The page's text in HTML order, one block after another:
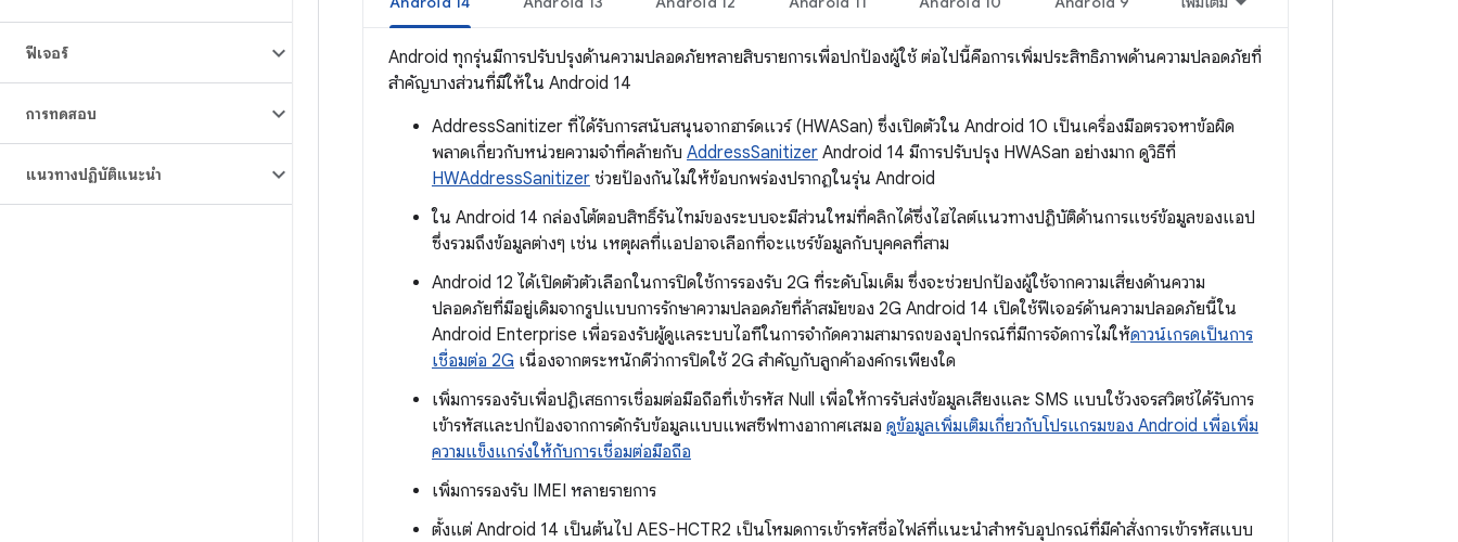
ฟีเจอร์
การทดสอบ
แนวทางปฏิบัติแนะนำ
Android ทุกรุ่นมีการปรับปรุงด้านความปลอดภัยหลายสิบรายการเพื่อปกป้องผู้ใช้ ต่อไปนี้คือการเพิ่มประสิทธิภาพด้านความปลอดภัยที่
สำคัญบางส่วนที่มีให้ใน Android 14
AddressSanitizer ที่ได้รับการสนับสนุนจากฮาร์ดแวร์ (HWASan) ซึ่งเปิดตัวใน Android 10 เป็นเครื่องมือตรวจหาข้อผิด
พลาดเกี่ยวกับหน่วยความจำที่คล้ายกับ AddressSanitizer Android 14 มีการปรับปรุง HWASan อย่างมาก ดูวิธีที่
HWAddressSanitizer ช่วยป้องกันไม่ให้ข้อบกพร่องปรากฏในรุ่น Android
ใน Android 14 กล่องโต้ตอบสิทธิ์รันไทม์ของระบบจะมีส่วนใหม่ที่คลิกได้ซึ่งไฮไลต์แนวทางปฏิบัติด้านการแชร์ข้อมูลของแอป
ซึ่งรวมถึงข้อมูลต่างๆ เช่น เหตุผลที่แอปอาจเลือกที่จะแชร์ข้อมูลกับบุคคลที่สาม
Android 12 ได้เปิดตัวตัวเลือกในการปิดใช้การรองรับ 2G ที่ระดับโมเด็ม ซึ่งจะช่วยปกป้องผู้ใช้จากความเสี่ยงด้านความ
ปลอดภัยที่มีอยู่เดิมจากรูปแบบการรักษาความปลอดภัยที่ล้าสมัยของ 2G Android 14 เปิดใช้ฟีเจอร์ด้านความปลอดภัยนี้ใน
Android Enterprise เพื่อรองรับผู้ดูแลระบบไอทีในการจำกัดความสามารถของอุปกรณ์ที่มีการจัดการไม่ให้ดาวน์เกรดเป็นการ
เชื่อมต่อ 2G เนื่องจากตระหนักดีว่าการปิดใช้ 2G สำคัญกับลูกค้าองค์กรเพียงใด
เพิ่มการรองรับเพื่อปฏิเสธการเชื่อมต่อมือถือที่เข้ารหัส Null เพื่อให้การรับส่งข้อมูลเสียงและ SMS แบบใช้วงจรสวิตช์ได้รับการ
เข้ารหัสและปกป้องจากการดักรับข้อมูลแบบแพสซีฟทางอากาศเสมอ ดูข้อมูลเพิ่มเติมเกี่ยวกับโปรแกรมของ Android เพื่อเพิ่ม
ความแข็งแกร่งให้กับการเชื่อมต่อมือถือ
เพิ่มการรองรับ IMEI หลายรายการ
ตั้งแต่ Android 14 เป็นต้นไป AES-HCTR2 เป็นโหมดการเข้ารหัสชื่อไฟล์ที่แนะนำสำหรับอุปกรณ์ที่มีคำสั่งการเข้ารหัสแบบ